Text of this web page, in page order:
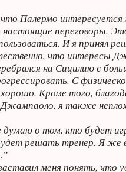
Палермо
настоящие переговоры.
И я принял
что интересы
на Сицилию с
С
Кроме того,
я также
думаю о том, кто будет
решать тренер. Я же
меня понять, что